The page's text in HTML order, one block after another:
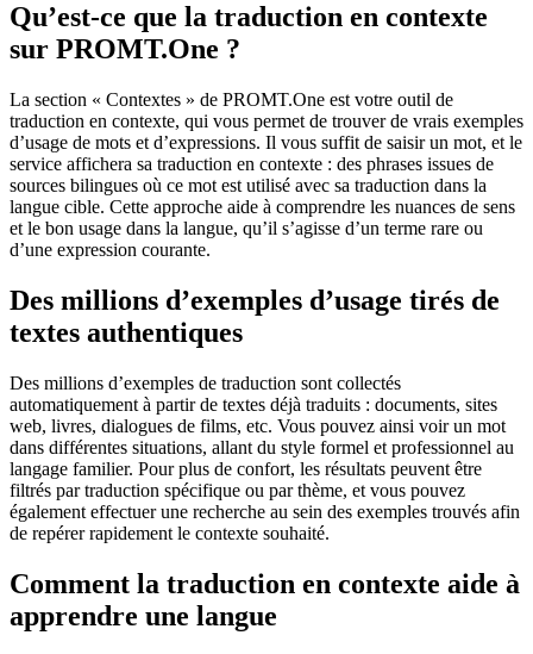
Qu’est-ce que la traduction en contexte
sur PROMT.One ?
La section « Contextes » de PROMT.One est votre outil de
traduction en contexte, qui vous permet de trouver de vrais exemples
d’usage de mots et d’expressions. Il vous suffit de saisir un mot, et le
service affichera sa traduction en contexte : des phrases issues de
sources bilingues où ce mot est utilisé avec sa traduction dans la
langue cible. Cette approche aide à comprendre les nuances de sens
et le bon usage dans la langue, qu’il s’agisse d’un terme rare ou
d’une expression courante.
Des millions d’exemples d’usage tirés de
textes authentiques
Des millions d’exemples de traduction sont collectés
automatiquement à partir de textes déjà traduits : documents, sites
web, livres, dialogues de films, etc. Vous pouvez ainsi voir un mot
dans différentes situations, allant du style formel et professionnel au
langage familier. Pour plus de confort, les résultats peuvent être
filtrés par traduction spécifique ou par thème, et vous pouvez
également effectuer une recherche au sein des exemples trouvés afin
de repérer rapidement le contexte souhaité.
Comment la traduction en contexte aide à
apprendre une langue